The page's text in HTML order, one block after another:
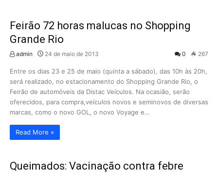
Feirão 72 horas malucas no Shopping
Grande Rio
admin 24 de maio de 2013 0 267
Entre os dias 23 e 25 de maio (quinta a sábado), das 10h às 20h,
será realizado, no estacionamento do Shopping Grande Rio, o
Feirão de automóveis da Distac Veículos. Na ocasião, serão
oferecidos, para compra,veículos novos e seminovos de diversas
marcas, como o novo GOL, o novo Voyage e…
Read More »
Queimados: Vacinação contra febre